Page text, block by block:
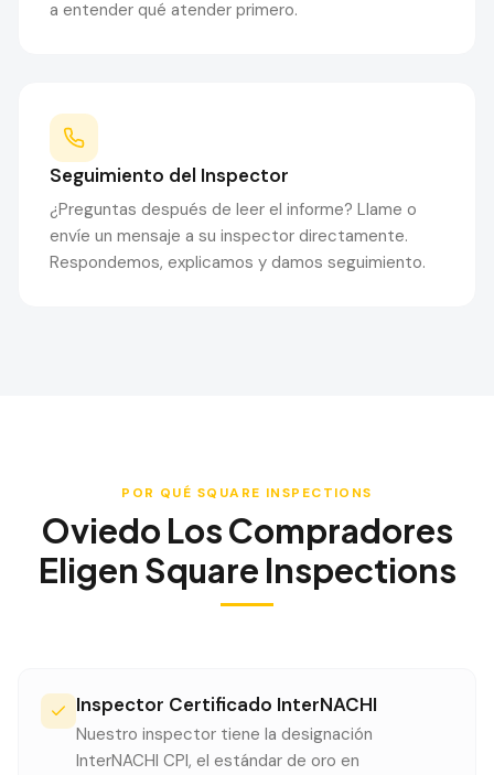
a entender qué atender primero.
Seguimiento del Inspector
¿Preguntas después de leer el informe? Llame o
envíe un mensaje a su inspector directamente.
Respondemos, explicamos y damos seguimiento.
POR QUÉ SQUARE INSPECTIONS
Oviedo Los Compradores
Eligen Square Inspections
Inspector Certificado InterNACHI
Nuestro inspector tiene la designación
InterNACHI CPI, el estándar de oro en